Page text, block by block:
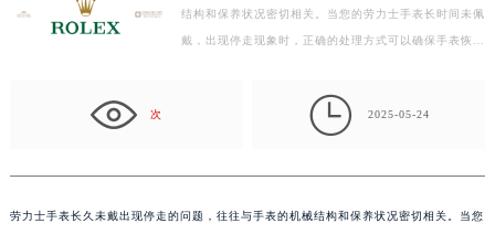
结构和保养状况密切相关。当您的劳力士手表长时间未佩
戴，出现停走现象时，正确的处理方式可以确保手表恢…
次  2025-05-24
劳力士手表长久未戴出现停走的问题，往往与手表的机械结构和保养状况密切相关。当您